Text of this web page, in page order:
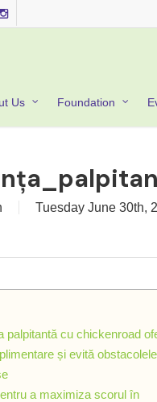
instagram
Us Foundation
Tuesday June 30th,
palpitantă cu chickenroad
și evită obstacolele
a maximiza scorul în